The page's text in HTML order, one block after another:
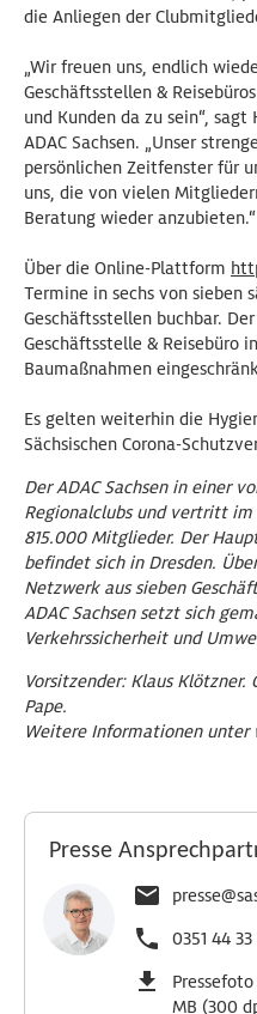
die Anliegen der
„Wir freuen uns, endlich
Geschäftsstellen &
und Kunden da zu sein“,
ADAC Sachsen. „Unser
persönlichen Zeitfenster für
uns, die von vielen
Beratung wieder anzubieten.“
Über die Online-Plattform
Termine in sechs von sieben
Geschäftsstellen buchbar.
Geschäftsstelle & Reisebüro
Baumaßnahmen
Es gelten weiterhin die
Sächsischen Corona-
Der ADAC Sachsen in einer
Regionalclubs und vertritt im
815.000 Mitglieder. Der
befindet sich in Dresden.
Netzwerk aus sieben
ADAC Sachsen setzt sich
Verkehrssicherheit und
Vorsitzender: Klaus Klötzner.
Pape.
Weitere Informationen unter
Presse
0351 44 33
MB (300